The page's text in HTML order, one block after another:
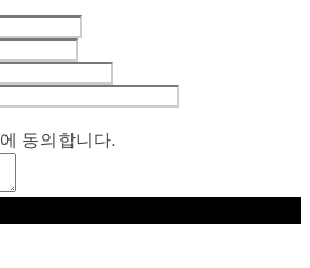
에 동의합니다.